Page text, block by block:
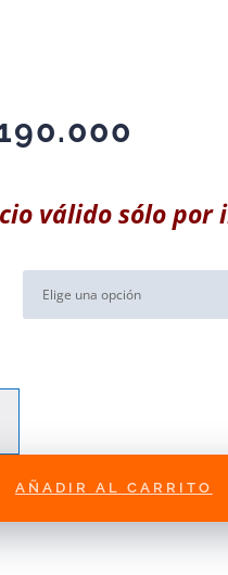
válido sólo por
AÑADIR AL CARRITO